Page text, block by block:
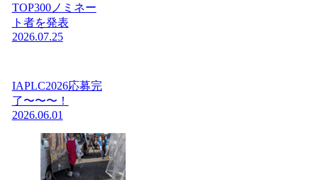
TOP300ノミネー
ト者を発表
2026.07.25
IAPLC2026応募完
了〜〜〜！
2026.06.01